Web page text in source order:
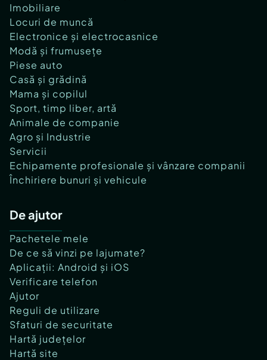
Imobiliare
Locuri de muncă
Electronice și electrocasnice
Modă și frumusețe
Piese auto
Casă și grădină
Mama și copilul
Sport, timp liber, artă
Animale de companie
Agro și Industrie
Servicii
Echipamente profesionale și vânzare companii
Închiriere bunuri și vehicule
De ajutor
Pachetele mele
De ce să vinzi pe lajumate?
Aplicații: Android și iOS
Verificare telefon
Ajutor
Reguli de utilizare
Sfaturi de securitate
Hartă județelor
Hartă site